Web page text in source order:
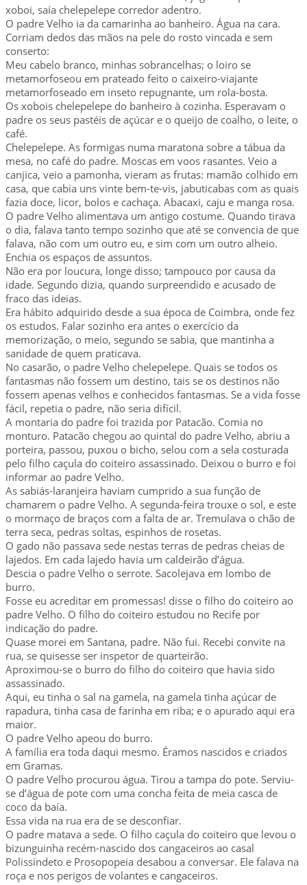
xoboi, saía chelepelepe corredor adentro.
O padre Velho ia da camarinha ao banheiro. Água na cara.
Corriam dedos das mãos na pele do rosto vincada e sem
conserto:
Meu cabelo branco, minhas sobrancelhas; o loiro se
metamorfoseou em prateado feito o caixeiro-viajante
metamorfoseado em inseto repugnante, um rola-bosta.
Os xobois chelepelepe do banheiro à cozinha. Esperavam o
padre os seus pastéis de açúcar e o queijo de coalho, o leite, o
café.
Chelepelepe. As formigas numa maratona sobre a tábua da
mesa, no café do padre. Moscas em voos rasantes. Veio a
canjica, veio a pamonha, vieram as frutas: mamão colhido em
casa, que cabia uns vinte bem-te-vis, jabuticabas com as quais
fazia doce, licor, bolos e cachaça. Abacaxi, caju e manga rosa.
O padre Velho alimentava um antigo costume. Quando tirava
o dia, falava tanto tempo sozinho que até se convencia de que
falava, não com um outro eu, e sim com um outro alheio.
Enchia os espaços de assuntos.
Não era por loucura, longe disso; tampouco por causa da
idade. Segundo dizia, quando surpreendido e acusado de
fraco das ideias.
Era hábito adquirido desde a sua época de Coimbra, onde fez
os estudos. Falar sozinho era antes o exercício da
memorização, o meio, segundo se sabia, que mantinha a
sanidade de quem praticava.
No casarão, o padre Velho chelepelepe. Quais se todos os
fantasmas não fossem um destino, tais se os destinos não
fossem apenas velhos e conhecidos fantasmas. Se a vida fosse
fácil, repetia o padre, não seria difícil.
A montaria do padre foi trazida por Patacão. Comia no
monturo. Patacão chegou ao quintal do padre Velho, abriu a
porteira, passou, puxou o bicho, selou com a sela costurada
pelo filho caçula do coiteiro assassinado. Deixou o burro e foi
informar ao padre Velho.
As sabiás-laranjeira haviam cumprido a sua função de
chamarem o padre Velho. A segunda-feira trouxe o sol, e este
o mormaço de braços com a falta de ar. Tremulava o chão de
terra seca, pedras soltas, espinhos de rosetas.
O gado não passava sede nestas terras de pedras cheias de
lajedos. Em cada lajedo havia um caldeirão d’água.
Descia o padre Velho o serrote. Sacolejava em lombo de
burro.
Fosse eu acreditar em promessas! disse o filho do coiteiro ao
padre Velho. O filho do coiteiro estudou no Recife por
indicação do padre.
Quase morei em Santana, padre. Não fui. Recebi convite na
rua, se quisesse ser inspetor de quarteirão.
Aproximou-se o burro do filho do coiteiro que havia sido
assassinado.
Aqui, eu tinha o sal na gamela, na gamela tinha açúcar de
rapadura, tinha casa de farinha em riba; e o apurado aqui era
maior.
O padre Velho apeou do burro.
A família era toda daqui mesmo. Éramos nascidos e criados
em Gramas.
O padre Velho procurou água. Tirou a tampa do pote. Serviu-
se d’água de pote com uma concha feita de meia casca de
coco da baía.
Essa vida na rua era de se desconfiar.
O padre matava a sede. O filho caçula do coiteiro que levou o
bizunguinha recém-nascido dos cangaceiros ao casal
Polissíndeto e Prosopopeia desabou a conversar. Ele falava na
roça e nos perigos de volantes e cangaceiros.